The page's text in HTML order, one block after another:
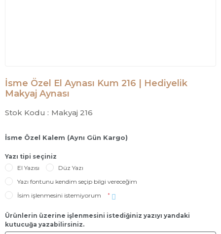
İsme Özel El Aynası Kum 216 | Hediyelik
Makyaj Aynası
Stok Kodu : Makyaj 216
İsme Özel Kalem (Aynı Gün Kargo)
Yazı tipi seçiniz
El Yazısı
Düz Yazı
Yazı fontunu kendim seçip bilgi vereceğim
İsim işlenmesini istemiyorum
*
Ürünlerin üzerine işlenmesini istediğiniz yazıyı yandaki
kutucuğa yazabilirsiniz.